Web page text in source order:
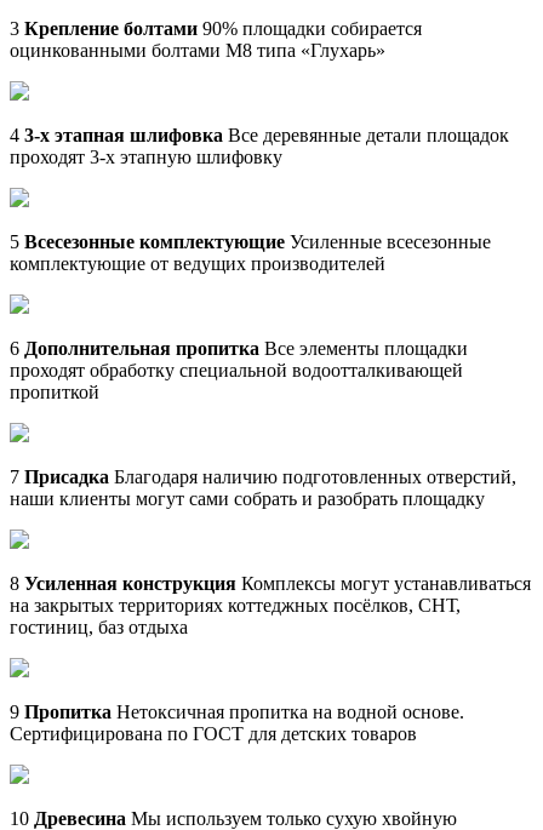
3 Крепление болтами 90% площадки собирается
оцинкованными болтами М8 типа «Глухарь»
4 3-х этапная шлифовка Все деревянные детали площадок
проходят 3-х этапную шлифовку
5 Всесезонные комплектующие Усиленные всесезонные
комплектующие от ведущих производителей
6 Дополнительная пропитка Все элементы площадки
проходят обработку специальной водоотталкивающей
пропиткой
7 Присадка Благодаря наличию подготовленных отверстий,
наши клиенты могут сами собрать и разобрать площадку
8 Усиленная конструкция Комплексы могут устанавливаться
на закрытых территориях коттеджных посёлков, СНТ,
гостиниц, баз отдыха
9 Пропитка Нетоксичная пропитка на водной основе.
Сертифицирована по ГОСТ для детских товаров
10 Древесина Мы используем только сухую хвойную